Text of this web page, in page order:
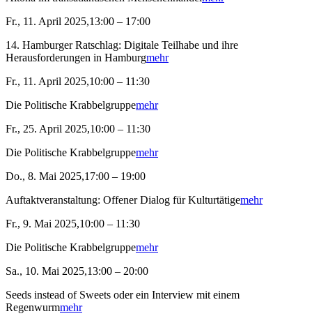
Fr., 11. April 2025,13:00 – 17:00
14. Hamburger Ratschlag: Digitale Teilhabe und ihre
Herausforderungen in Hamburgmehr
Fr., 11. April 2025,10:00 – 11:30
Die Politische Krabbelgruppemehr
Fr., 25. April 2025,10:00 – 11:30
Die Politische Krabbelgruppemehr
Do., 8. Mai 2025,17:00 – 19:00
Auftaktveranstaltung: Offener Dialog für Kulturtätigemehr
Fr., 9. Mai 2025,10:00 – 11:30
Die Politische Krabbelgruppemehr
Sa., 10. Mai 2025,13:00 – 20:00
Seeds instead of Sweets oder ein Interview mit einem
Regenwurmmehr